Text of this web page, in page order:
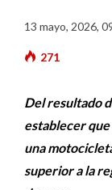
13 mayo, 2026,
271
Del resultado
establecer
una
superior a la